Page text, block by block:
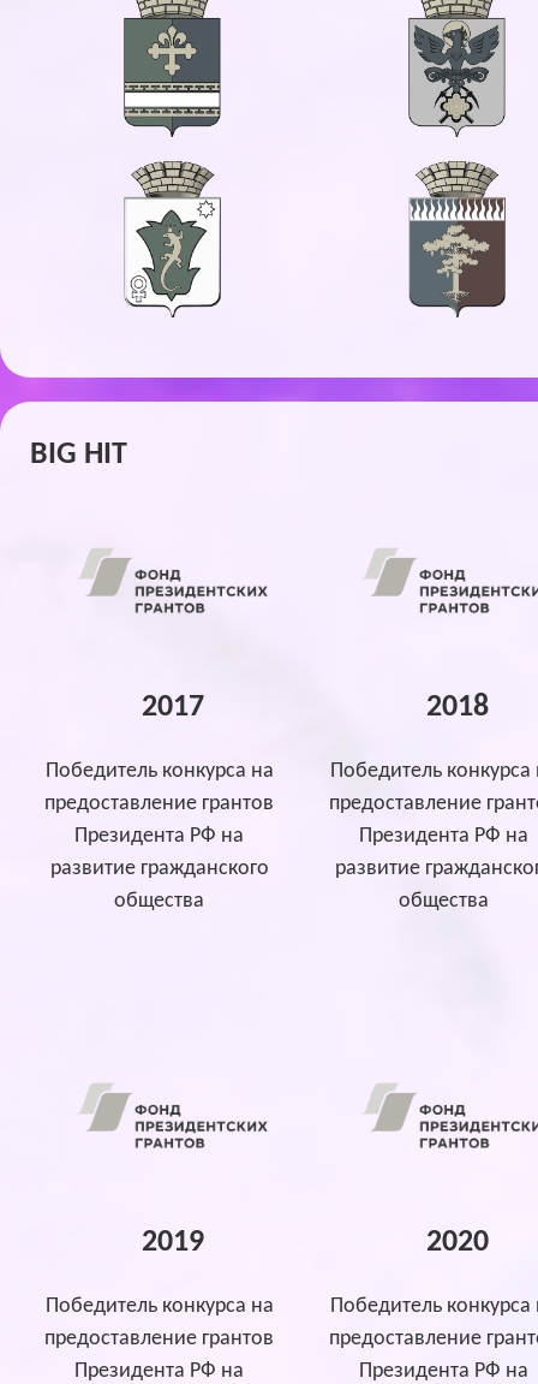
BIG HIT
2017 2018
Победитель конкурса на
предоставление грантов
Президента РФ на
развитие гражданского
общества
Победитель конкурса
предоставление
Президента РФ на
развитие
общества
2019 2020
Победитель конкурса на
предоставление грантов
Президента РФ на
Победитель конкурса
предоставление
Президента РФ на